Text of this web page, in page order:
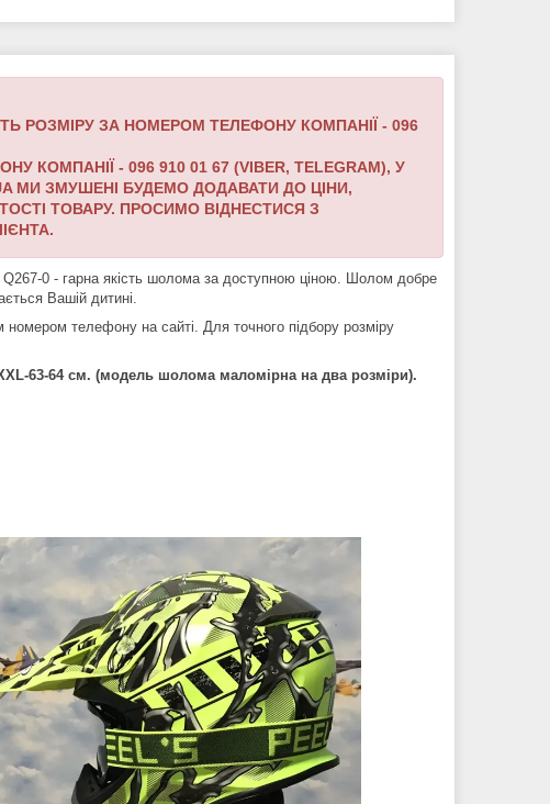
РОЗМІРУ ЗА НОМЕРОМ ТЕЛЕФОНУ КОМПАНІЇ - 096
- 096 910 01 67 (VIBER, TELEGRAM), У
МИ ЗМУШЕНІ БУДЕМО ДОДАВАТИ ДО ЦІНИ,
ТОВАРУ. ПРОСИМО ВІДНЕСТИСЯ З
0 - гарна якість шолома за доступною ціною. Шолом добре
Вашій дитині.
телефону на сайті. Для точного підбору розміру
63-64 см. (модель шолома маломірна на два розміри).